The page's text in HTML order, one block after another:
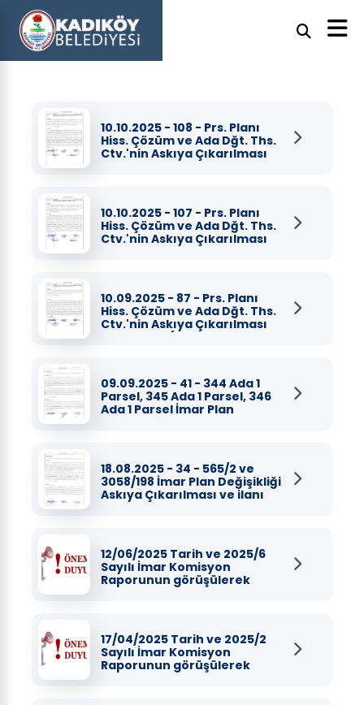
10.10.2025 - 108 - Prs. Planı
Hiss. Çözüm ve Ada Dğt. Ths.
Ctv.'nin Askıya Çıkarılması
10.10.2025 - 107 - Prs. Planı
Hiss. Çözüm ve Ada Dğt. Ths.
Ctv.'nin Askıya Çıkarılması
10.09.2025 - 87 - Prs. Planı
Hiss. Çözüm ve Ada Dğt. Ths.
Ctv.'nin Askıya Çıkarılması
ve ilanı Hk. (...
09.09.2025 - 41 - 344 Ada 1
Parsel, 345 Ada 1 Parsel, 346
Ada 1 Parsel İmar Plan
18.08.2025 - 34 - 565/2 ve
3058/198 İmar Plan Değişikliği
Askıya Çıkarılması ve ilanı
12/06/2025 Tarih ve 2025/6
Sayılı İmar Komisyon
Raporunun görüşülerek
karara bağlanması
17/04/2025 Tarih ve 2025/2
Sayılı İmar Komisyon
Raporunun görüşülerek
karara bağlanması